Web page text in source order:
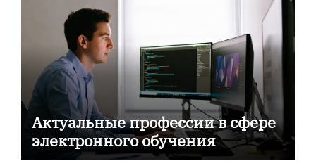
Актуальные профессии в сфере
электронного обучения